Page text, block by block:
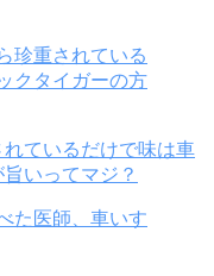
ているだけで味は車
いってマジ？